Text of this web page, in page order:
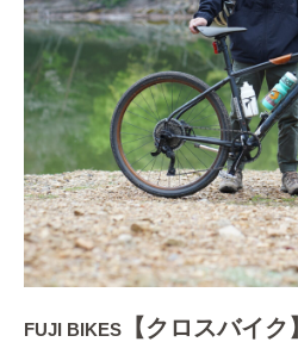
FUJI BIKES 【クロスバイ